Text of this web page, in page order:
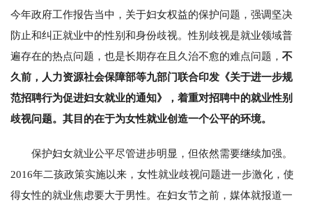
今年政府工作报告当中，关于妇女权益的保护问题，强调坚决
防止和纠正就业中的性别和身份歧视。性别歧视是就业领域普
遍存在的热点问题，也是长期存在且久治不愈的难点问题， 不
久前，人力资源社会保障部等九部门联合印发《关于进一步规
范招聘行为促进妇女就业的通知》，着重对招聘中的就业性别
歧视问题。其目的在于为女性就业创造一个公平的环境。
保护妇女就业公平尽管进步明显，但依然需要继续加强。
2016年二孩政策实施以来，女性就业歧视问题进一步激化，使
得女性的就业焦虑要大于男性。在妇女节之前，媒体就报道一